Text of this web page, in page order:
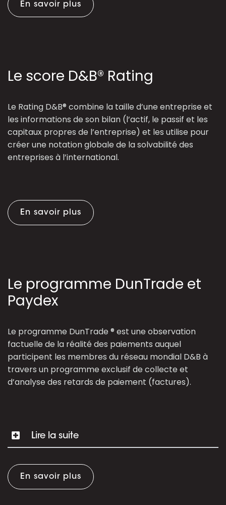
En savoir plus
Le score D&B® Rating
Le Rating D&B® combine la taille d’une entreprise et
les informations de son bilan (l’actif, le passif et les
capitaux propres de l’entreprise) et les utilise pour
créer une notation globale de la solvabilité des
entreprises à l’international.
En savoir plus
Le programme DunTrade et
Paydex
Le programme DunTrade ® est une observation
factuelle de la réalité des paiements auquel
participent les membres du réseau mondial D&B à
travers un programme exclusif de collecte et
d’analyse des retards de paiement (factures).
Lire la suite
En savoir plus